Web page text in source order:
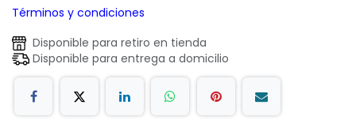
Términos y condiciones
Disponible para retiro en tienda
Disponible para entrega a domicilio